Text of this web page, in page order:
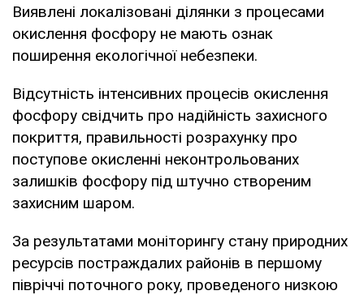
Виявлені локалізовані ділянки з процесами
окислення фосфору не мають ознак
поширення екологічної небезпеки.
Відсутність інтенсивних процесів окислення
фосфору свідчить про надійність захисного
покриття, правильності розрахунку про
поступове окисленні неконтрольованих
залишків фосфору під штучно створеним
захисним шаром.
За результатами моніторингу стану природних
ресурсів постраждалих районів в першому
півріччі поточного року, проведеного низкою